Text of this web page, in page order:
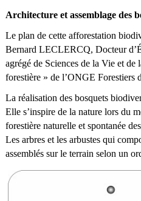
Architecture et assemblage des
Le plan de cette afforestation
Bernard LECLERCQ, Docteur
agrégé de Sciences de la Vie et
forestière » de l’ONGE Forestiers
La réalisation des bosquets
Elle s’inspire de la nature lors du
forestière naturelle et spontanée
Les arbres et les arbustes qui
assemblés sur le terrain selon un